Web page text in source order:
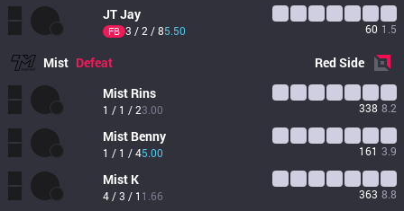
JTJay
FB 3 / 2 / 85.50 60 1.5
Mist Defeat RedSide
Mist Rins
1 / 1 / 23.00 338 8.2
Mist Benny
1 / 1 / 45.00 161 3.9
Mist K
4 / 3 / 1 1.66 363 8.8